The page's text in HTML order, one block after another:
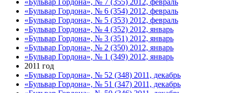
«Бульвар Гордона», № 6 (354) 2012, февраль
«Бульвар Гордона», № 5 (353) 2012, февраль
«Бульвар Гордона», № 4 (352) 2012, январь
«Бульвар Гордона», № 3 (351) 2012, январь
«Бульвар Гордона», № 2 (350) 2012, январь
«Бульвар Гордона», № 1 (349) 2012, январь
2011 год
«Бульвар Гордона», № 52 (348) 2011, декабрь
«Бульвар Гордона», № 51 (347) 2011, декабрь